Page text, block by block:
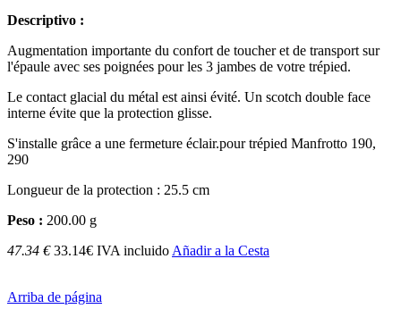
Descriptivo :
Augmentation importante du confort de toucher et de transport sur
l'épaule avec ses poignées pour les 3 jambes de votre trépied.
Le contact glacial du métal est ainsi évité. Un scotch double face
interne évite que la protection glisse.
S'installe grâce a une fermeture éclair.pour trépied Manfrotto 190,
290
Longueur de la protection : 25.5 cm
Peso : 200.00 g
47.34 €33.14€ IVA incluido Añadir a la Cesta
Arriba de página